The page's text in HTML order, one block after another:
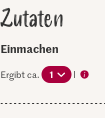
Zutaten
Einmachen
Ergibt ca. 1 l